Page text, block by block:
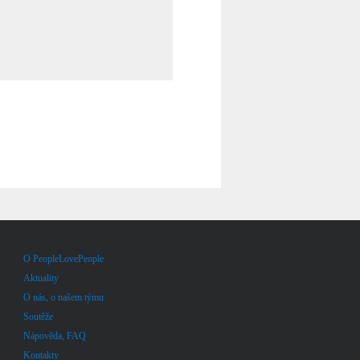
O PeopleLovePeople
Aktuality
O nás, o našem týmu
Soutěže
Nápověda, FAQ
Kontakty